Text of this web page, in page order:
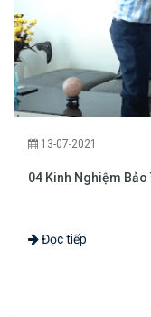
13-07-2021
04 Kinh Nghiệm
Đọc tiếp